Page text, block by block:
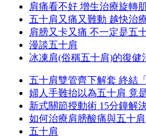
肩痛看不好 增生治療旋轉
五十肩又痛又難動 越快治
肩膀又卡又痛 不一定是五
漫談五十肩
冰凍肩(俗稱五十肩)的復健
五十肩雙管齊下解套 終結
婦人手難抬以為五十肩 竟
新式關節授動術 15分鐘解
如何治療肩膀酸痛與五十肩
五十肩